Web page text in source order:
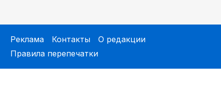
Реклама Контакты
О редакции
Правила перепечатки